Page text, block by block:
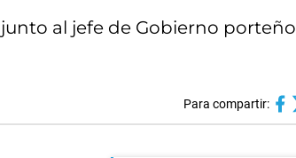
al jefe de Gobierno
Para compartir: